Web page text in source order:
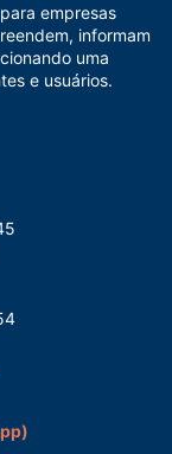
empresas
informam
uma
e usuários.